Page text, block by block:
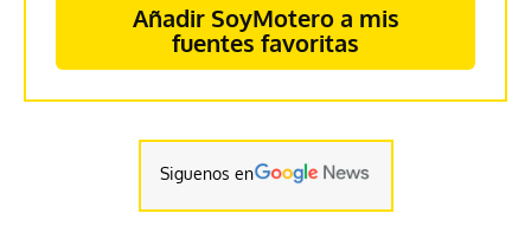
Añadir SoyMotero a mis
fuentes favoritas
Siguenos en